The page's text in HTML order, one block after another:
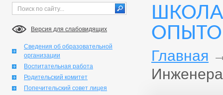
Версия для слабовидящих
Сведения об образовательной
организации
Воспитательная работа
Родительский комитет
Попечительский совет лицея
Главная